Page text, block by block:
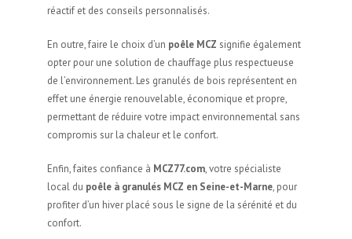
réactif et des conseils personnalisés.
En outre, faire le choix d’un poêle MCZ signifie également
opter pour une solution de chauffage plus respectueuse
de l’environnement. Les granulés de bois représentent en
effet une énergie renouvelable, économique et propre,
permettant de réduire votre impact environnemental sans
compromis sur la chaleur et le confort.
Enfin, faites confiance à MCZ77.com, votre spécialiste
local du poêle à granulés MCZ en Seine-et-Marne, pour
profiter d’un hiver placé sous le signe de la sérénité et du
confort.